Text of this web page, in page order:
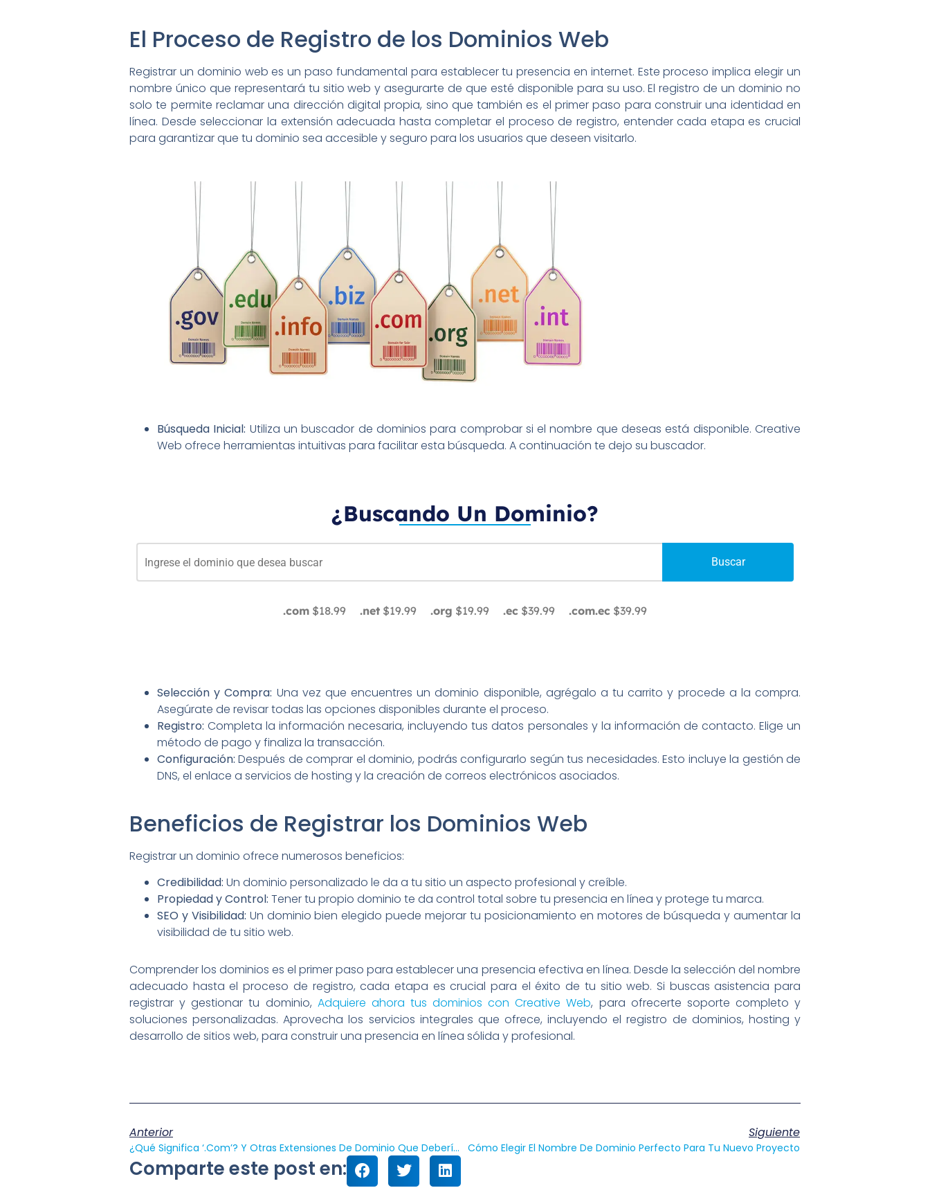
El Proceso de Registro de los Dominios Web
Registrar un dominio web es un paso fundamental para establecer tu presencia en internet. Este proceso implica elegir un
nombre único que representará tu sitio web y asegurarte de que esté disponible para su uso. El registro de un dominio no
solo te permite reclamar una dirección digital propia, sino que también es el primer paso para construir una identidad en
línea. Desde seleccionar la extensión adecuada hasta completar el proceso de registro, entender cada etapa es crucial
para garantizar que tu dominio sea accesible y seguro para los usuarios que deseen visitarlo.
Búsqueda Inicial: Utiliza un buscador de dominios para comprobar si el nombre que deseas está disponible. Creative
Web ofrece herramientas intuitivas para facilitar esta búsqueda. A continuación te dejo su buscador.
¿Buscando Un Dominio?
Buscar
.com $18.99 .net $19.99 .org $19.99 .ec $39.99 .com.ec $39.99
Selección y Compra: Una vez que encuentres un dominio disponible, agrégalo a tu carrito y procede a la compra.
Asegúrate de revisar todas las opciones disponibles durante el proceso.
Registro: Completa la información necesaria, incluyendo tus datos personales y la información de contacto. Elige un
método de pago y finaliza la transacción.
Configuración: Después de comprar el dominio, podrás configurarlo según tus necesidades. Esto incluye la gestión de
DNS, el enlace a servicios de hosting y la creación de correos electrónicos asociados.
Beneficios de Registrar los Dominios Web
Registrar un dominio ofrece numerosos beneficios:
Credibilidad: Un dominio personalizado le da a tu sitio un aspecto profesional y creíble.
Propiedad y Control: Tener tu propio dominio te da control total sobre tu presencia en línea y protege tu marca.
SEO y Visibilidad: Un dominio bien elegido puede mejorar tu posicionamiento en motores de búsqueda y aumentar la
visibilidad de tu sitio web.
Comprender los dominios es el primer paso para establecer una presencia efectiva en línea. Desde la selección del nombre
adecuado hasta el proceso de registro, cada etapa es crucial para el éxito de tu sitio web. Si buscas asistencia para
registrar y gestionar tu dominio, Adquiere ahora tus dominios con Creative Web, para ofrecerte soporte completo y
soluciones personalizadas. Aprovecha los servicios integrales que ofrece, incluyendo el registro de dominios, hosting y
desarrollo de sitios web, para construir una presencia en línea sólida y profesional.
Anterior
¿Qué Significa ‘.com’? Y Otras Extensiones De Dominio Que Deberías Conocer
Siguiente
Cómo Elegir El Nombre De Dominio Perfecto Para Tu Nuevo Proyecto
Comparte este post en: